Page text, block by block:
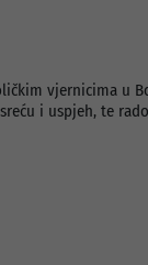
vjernicima u
i uspjeh, te